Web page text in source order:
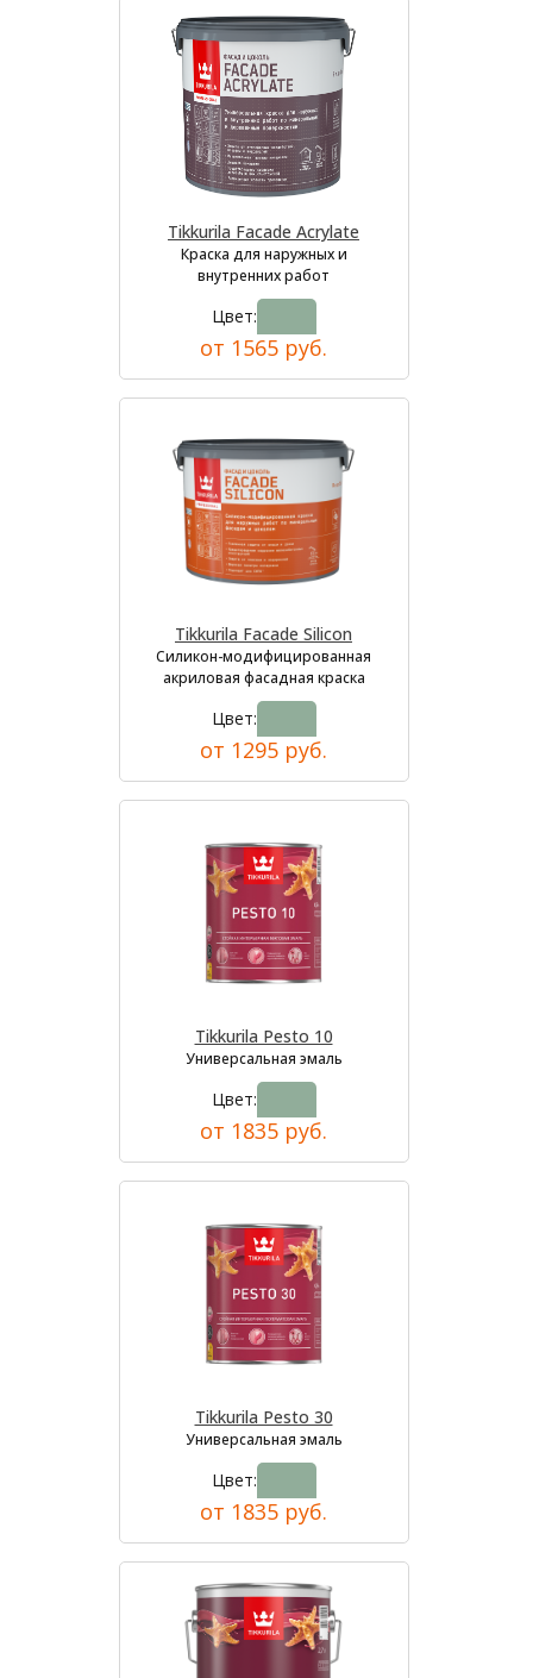
Tikkurila Facade Acrylate
Краска для наружных и
внутренних работ
Цвет:
от 1565 руб.
Tikkurila Facade Silicon
Силикон-модифицированная
акриловая фасадная краска
Цвет:
от 1295 руб.
Tikkurila Pesto 10
Универсальная эмаль
Цвет:
от 1835 руб.
Tikkurila Pesto 30
Универсальная эмаль
Цвет:
от 1835 руб.